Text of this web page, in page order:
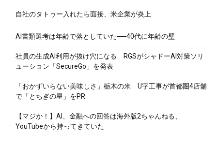
自社のタトゥー入れたら面接、米企業が炎上
AI書類選考は年齢で落としていた──40代に年齢の壁
社員の生成AI利用が抜け穴になる RGSがシャドーAI対策ソリ
ューション「SecureGo」を発表
「おかずいらない美味しさ」栃木の米 U字工事が首都圏4店舗
で「とちぎの星」をPR
【マジか！】AI、金融への回答は海外版2ちゃんねる、
YouTubeから持ってきていた